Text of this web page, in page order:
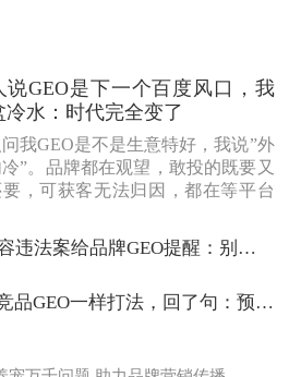
说GEO是下一个百度风口，我
冷水：时代完全变了
我GEO是不是生意特好，我说”外
”。品牌都在观望，敢投的既要又
，可获客无法归因，都在等平台
度代理风口，我不认同：当年缺内
现在缺增量内容；当年用户好引
拿A的问题问B，没点道行当场露
8月7日：重庆AI内容违法案给品牌GEO提醒：别把AI当挡箭牌
8月6日：客户想跟竞品GEO一样打法，回了句：预算够吗